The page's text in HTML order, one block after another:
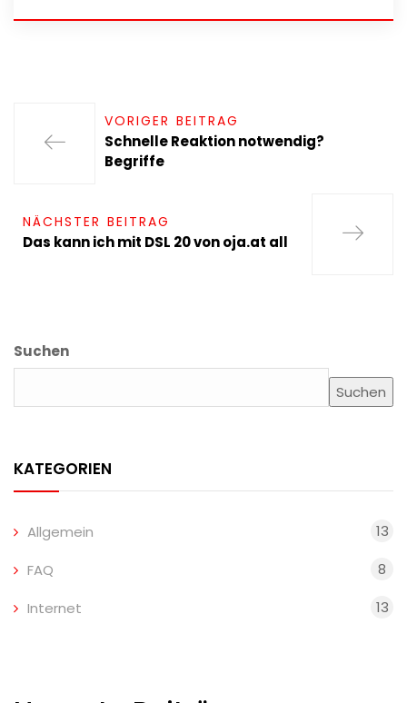
VORIGER BEITRAG
Schnelle Reaktion notwendig?
Begriffe
NÄCHSTER BEITRAG
Das kann ich mit DSL 20 von oja.at all
Suchen
Suchen
KATEGORIEN
Allgemein 13
FAQ 8
Internet 13